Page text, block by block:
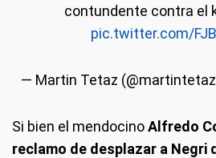
contundente contra el
pic.twitter.com/
— Martin Tetaz
Si bien el mendocinoAlfredo
reclamo de desplazar a Negri